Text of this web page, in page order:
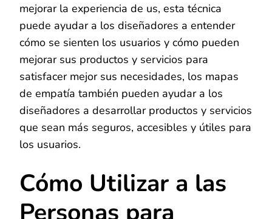
mejorar la experiencia de us, esta técnica
puede ayudar a los diseñadores a entender
cómo se sienten los usuarios y cómo pueden
mejorar sus productos y servicios para
satisfacer mejor sus necesidades, los mapas
de empatía también pueden ayudar a los
diseñadores a desarrollar productos y servicios
que sean más seguros, accesibles y útiles para
los usuarios.
Cómo Utilizar a las